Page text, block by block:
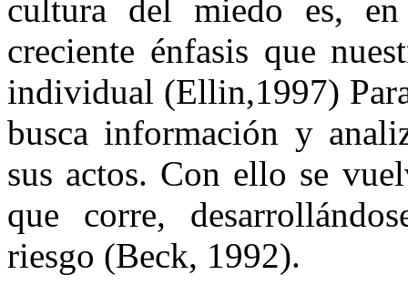
cultura del miedo es, en
creciente énfasis que
individual (Ellin,1997)
busca información y
sus actos. Con ello se
que corre,
riesgo (Beck, 1992).